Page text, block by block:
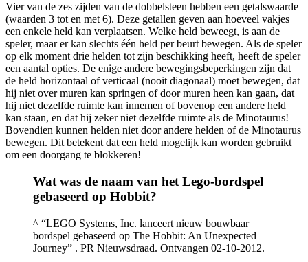
Vier van de zes zijden van de dobbelsteen hebben een getalswaarde
(waarden 3 tot en met 6). Deze getallen geven aan hoeveel vakjes
een enkele held kan verplaatsen. Welke held beweegt, is aan de
speler, maar er kan slechts één held per beurt bewegen. Als de speler
op elk moment drie helden tot zijn beschikking heeft, heeft de speler
een aantal opties. De enige andere bewegingsbeperkingen zijn dat
de held horizontaal of verticaal (nooit diagonaal) moet bewegen, dat
hij niet over muren kan springen of door muren heen kan gaan, dat
hij niet dezelfde ruimte kan innemen of bovenop een andere held
kan staan, en dat hij zeker niet dezelfde ruimte als de Minotaurus!
Bovendien kunnen helden niet door andere helden of de Minotaurus
bewegen. Dit betekent dat een held mogelijk kan worden gebruikt
om een ​​doorgang te blokkeren!
Wat was de naam van het Lego-bordspel
gebaseerd op Hobbit?
^ “LEGO Systems, Inc. lanceert nieuw bouwbaar
bordspel gebaseerd op The Hobbit: An Unexpected
Journey” . PR Nieuwsdraad. Ontvangen 02-10-2012.